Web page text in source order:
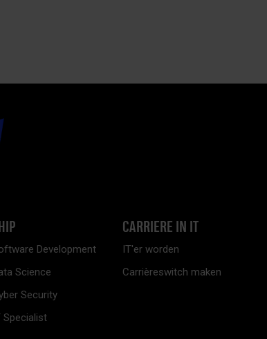
Development
Science
Security
Specialist
CARRIERE IN IT
IT'er worden
Carrièreswitch maken